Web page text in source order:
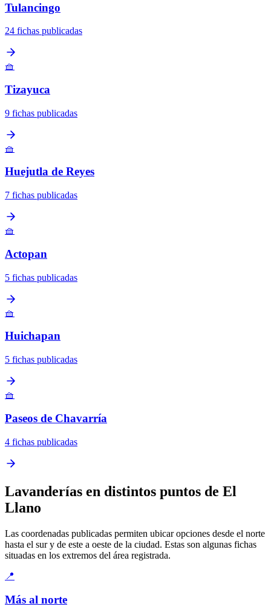
Tulancingo
24 fichas publicadas
🧺
Tizayuca
9 fichas publicadas
🧺
Huejutla de Reyes
7 fichas publicadas
🧺
Actopan
5 fichas publicadas
🧺
Huichapan
5 fichas publicadas
🧺
Paseos de Chavarría
4 fichas publicadas
Lavanderías en distintos puntos de El
Llano
Las coordenadas publicadas permiten ubicar opciones desde el norte
hasta el sur y de este a oeste de la ciudad. Estas son algunas fichas
situadas en los extremos del área registrada.
📍
Más al norte